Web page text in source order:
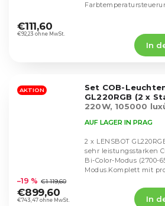
durchschnittliche
Produktbewertung
Sternen.
€92,23 ohne MwSt.
€111,60
In
AKTION
Set COB-
GL220RGB (2 x
220W, 105000
durchschnittliche
Produktbewertung
ist
AUF LAGER IN PRAG
€743,47 ohne MwSt.
–19 % €1 119,60
€899,60
In
2 x LENSBOT
sehr leistungsstarken
Bi-Color-Modus (2700-
Modus.Komplett mit